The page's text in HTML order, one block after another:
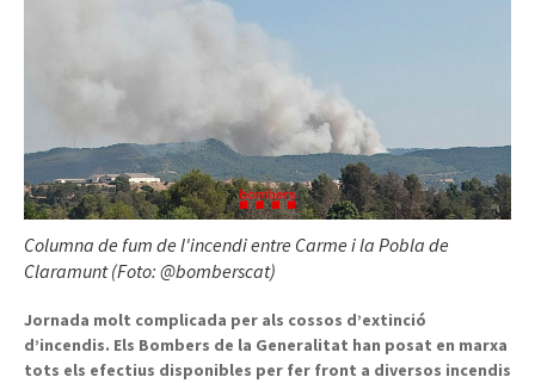
Columna de fum de l'incendi entre Carme i la Pobla de
Claramunt (Foto: @bomberscat)
Jornada molt complicada per als cossos d’extinció
d’incendis. Els Bombers de la Generalitat han posat en marxa
tots els efectius disponibles per fer front a diversos incendis